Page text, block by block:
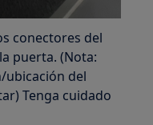
conectores del
puerta. (Nota:
ubicación del
Tenga cuidado